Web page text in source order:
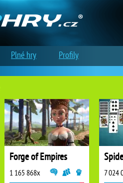
Forge of Empires
1 165 868x 7 024
Plné hry Profily